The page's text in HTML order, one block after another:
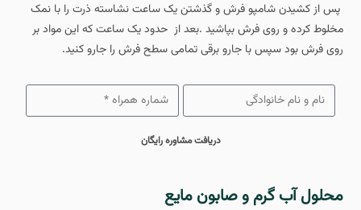
پس از کشیدن شامپو فرش و گذشتن یک ساعت نشاسته ذرت را با نمک
مخلوط کرده و روی فرش بپاشید .بعد از حدود یک ساعت که این مواد بر
روی فرش بود سپس با جارو برقی تمامی سطح فرش را جارو کنید.
دریافت مشاوره رایگان
محلول آب گرم و صابون مایع